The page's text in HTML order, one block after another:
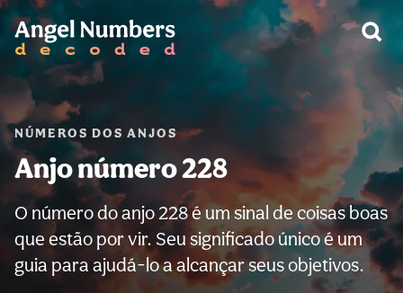
NÚMEROS DOS ANJOS
Anjo número 228
O número do anjo 228 é um sinal de coisas boas
que estão por vir. Seu significado único é um
guia para ajudá-lo a alcançar seus objetivos.
AVISO: